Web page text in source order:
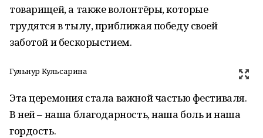
товарищей, а также волонтёры, которые
трудятся в тылу, приближая победу своей
заботой и бескорыстием.
Гульнур Кульсарина
Эта церемония стала важной частью фестиваля.
В ней – наша благодарность, наша боль и наша
гордость.